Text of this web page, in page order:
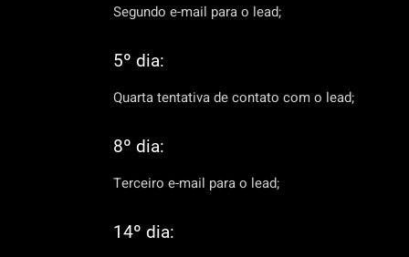
Segundo e-mail para o lead;
5º dia:
Quarta tentativa de contato com o lead;
8º dia:
Terceiro e-mail para o lead;
14º dia: